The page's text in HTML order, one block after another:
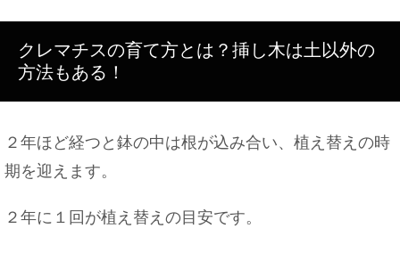
クレマチスの育て方とは？挿し木は土以外の
方法もある！
２年ほど経つと鉢の中は根が込み合い、植え替えの時
期を迎えます。
２年に１回が植え替えの目安です。